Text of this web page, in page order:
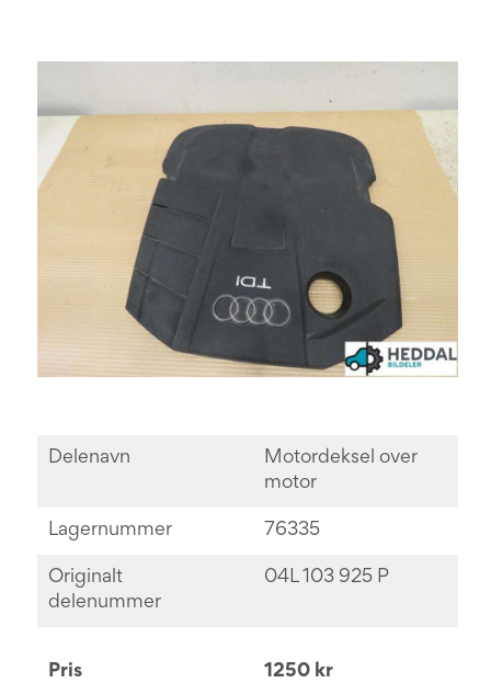
Delenavn
Motordeksel over
motor
Lagernummer 76335
Originalt
delenummer
04L 103 925 P
Pris 1250 kr